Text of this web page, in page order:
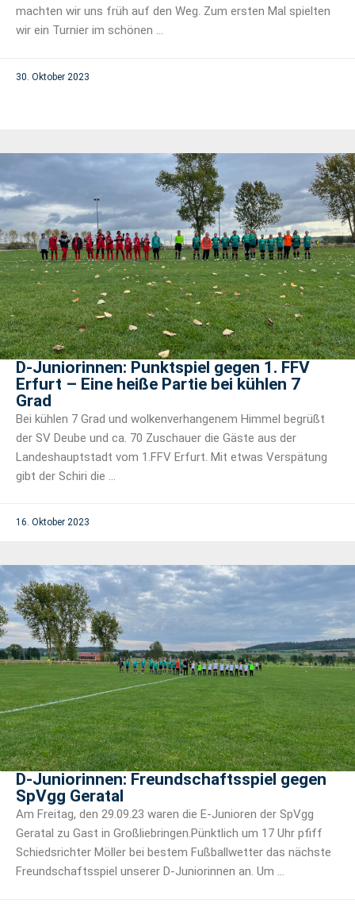
machten wir uns früh auf den Weg. Zum ersten Mal spielten
wir ein Turnier im schönen ...
30. Oktober 2023
D-Juniorinnen: Punktspiel gegen 1. FFV
Erfurt – Eine heiße Partie bei kühlen 7
Grad
Bei kühlen 7 Grad und wolkenverhangenem Himmel begrüßt
der SV Deube und ca. 70 Zuschauer die Gäste aus der
Landeshauptstadt vom 1.FFV Erfurt. Mit etwas Verspätung
gibt der Schiri die ...
16. Oktober 2023
D-Juniorinnen: Freundschaftsspiel gegen
SpVgg Geratal
Am Freitag, den 29.09.23 waren die E-Junioren der SpVgg
Geratal zu Gast in Großliebringen.Pünktlich um 17 Uhr pfiff
Schiedsrichter Möller bei bestem Fußballwetter das nächste
Freundschaftsspiel unserer D-Juniorinnen an. Um ...